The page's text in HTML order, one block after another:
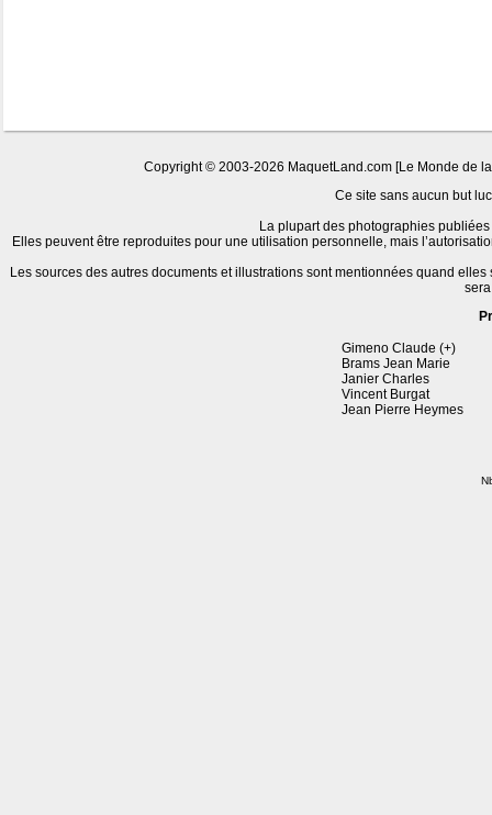
Copyright © 2003-2026 MaquetLand.com [Le Monde de
Ce site sans aucun but
La plupart des photographies
Elles peuvent être reproduites pour une utilisation personnelle, mais
Les sources des autres documents et illustrations sont mentionnées quand
Gimeno Claude (+)
Brams Jean Marie
Janier Charles
Vincent Burgat
Jean Pierre Heymes